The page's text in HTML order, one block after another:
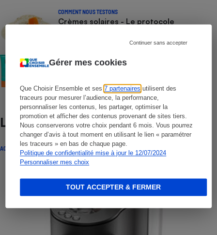
Gérer mes cookies
Que Choisir Ensemble et ses7 partenaires utilisent des
traceurs pour mesurer l’audience, la performance,
personnaliser les contenus, les partager, optimiser la
promotion et afficher des contenus provenant de sites tiers.
Nous conserverons votre choix pendant 6 mois. Vous pourrez
changer d’avis à tout moment en utilisant le lien « paramétrer
les traceurs » en bas de chaque page.
Politique de confidentialité mise à jour le 12/07/2024
Personnaliser mes choix
Continuer sans accepter
TOUT ACCEPTER & FERMER
COMMENT NOUS TESTONS
Crèmes solaires - Le protocole
Crèmes solaires visage - Le protocole
Lire aussi
ACTUALITÉ